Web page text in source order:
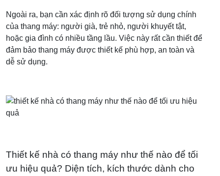
Ngoài ra, bạn cần xác định rõ đối tượng sử dụng chính
của thang máy: người già, trẻ nhỏ, người khuyết tật,
hoặc gia đình có nhiều tầng lầu. Việc này rất cần thiết để
đảm bảo thang máy được thiết kế phù hợp, an toàn và
dễ sử dụng.
Thiết kế nhà có thang máy như thế nào để tối
ưu hiệu quả? Diện tích, kích thước dành cho